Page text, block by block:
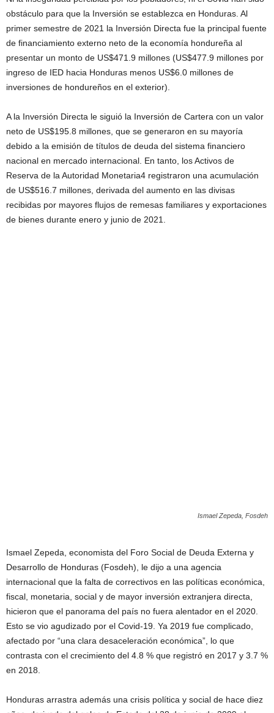
obstáculo para que la Inversión se establezca en Honduras. Al
primer semestre de 2021 la Inversión Directa fue la principal fuente
de financiamiento externo neto de la economía hondureña al
presentar un monto de US$471.9 millones (US$477.9 millones por
ingreso de IED hacia Honduras menos US$6.0 millones de
inversiones de hondureños en el exterior).
A la Inversión Directa le siguió la Inversión de Cartera con un valor
neto de US$195.8 millones, que se generaron en su mayoría
debido a la emisión de títulos de deuda del sistema financiero
nacional en mercado internacional. En tanto, los Activos de
Reserva de la Autoridad Monetaria4 registraron una acumulación
de US$516.7 millones, derivada del aumento en las divisas
recibidas por mayores flujos de remesas familiares y exportaciones
de bienes durante enero y junio de 2021.
Ismael Zepeda, Fosdeh
Ismael Zepeda, economista del Foro Social de Deuda Externa y
Desarrollo de Honduras (Fosdeh), le dijo a una agencia
internacional que la falta de correctivos en las políticas económica,
fiscal, monetaria, social y de mayor inversión extranjera directa,
hicieron que el panorama del país no fuera alentador en el 2020.
Esto se vio agudizado por el Covid-19. Ya 2019 fue complicado,
afectado por “una clara desaceleración económica”, lo que
contrasta con el crecimiento del 4.8 % que registró en 2017 y 3.7 %
en 2018.
Honduras arrastra además una crisis política y social de hace diez